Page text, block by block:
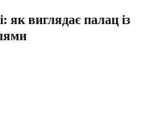
як виглядає палац із